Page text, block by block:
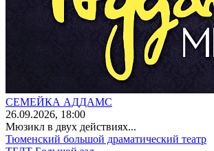
СЕМЕЙКА АДДАМС
26.09.2026, 18:00
Мюзикл в двух действиях...
Тюменский большой драматический театр